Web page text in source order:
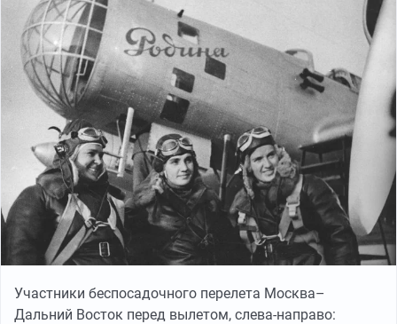
Участники беспосадочного перелета Москва–
Дальний Восток перед вылетом, слева-направо: